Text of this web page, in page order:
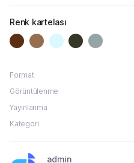
Renk kartelası
Format
Görüntülenme
Yayınlanma
Kategori
admin